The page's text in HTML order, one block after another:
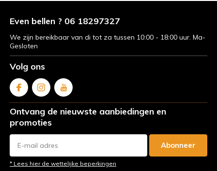
Even bellen ? 06 18297327
We zijn bereikbaar van di tot za tussen 10:00 - 18:00 uur. Ma-
Gesloten
Volg ons
Ontvang de nieuwste aanbiedingen en
promoties
Abonneer
* Lees hier de wettelijke beperkingen